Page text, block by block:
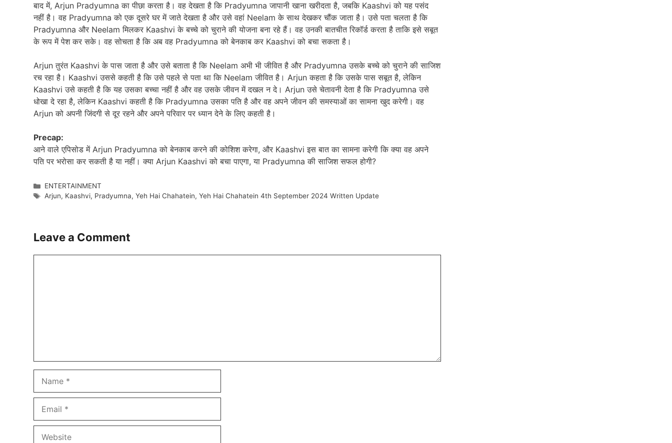
बाद में, Arjun Pradyumna का पीछा करता है। वह देखता है कि Pradyumna जापानी खाना खरीदता है, जबकि Kaashvi को यह पसंद
नहीं है। वह Pradyumna को एक दूसरे घर में जाते देखता है और उसे वहां Neelam के साथ देखकर चौंक जाता है। उसे पता चलता है कि
Pradyumna और Neelam मिलकर Kaashvi के बच्चे को चुराने की योजना बना रहे हैं। वह उनकी बातचीत रिकॉर्ड करता है ताकि इसे सबूत
के रूप में पेश कर सके। वह सोचता है कि अब वह Pradyumna को बेनकाब कर Kaashvi को बचा सकता है।
Arjun तुरंत Kaashvi के पास जाता है और उसे बताता है कि Neelam अभी भी जीवित है और Pradyumna उसके बच्चे को चुराने की साजिश
रच रहा है। Kaashvi उससे कहती है कि उसे पहले से पता था कि Neelam जीवित है। Arjun कहता है कि उसके पास सबूत है, लेकिन
Kaashvi उसे कहती है कि यह उसका बच्चा नहीं है और वह उसके जीवन में दखल न दे। Arjun उसे चेतावनी देता है कि Pradyumna उसे
धोखा दे रहा है, लेकिन Kaashvi कहती है कि Pradyumna उसका पति है और वह अपने जीवन की समस्याओं का सामना खुद करेगी। वह
Arjun को अपनी जिंदगी से दूर रहने और अपने परिवार पर ध्यान देने के लिए कहती है।
Precap:
आने वाले एपिसोड में Arjun Pradyumna को बेनकाब करने की कोशिश करेगा, और Kaashvi इस बात का सामना करेगी कि क्या वह अपने
पति पर भरोसा कर सकती है या नहीं। क्या Arjun Kaashvi को बचा पाएगा, या Pradyumna की साजिश सफल होगी?
Categories
ENTERTAINMENT
Tags
Arjun, Kaashvi, Pradyumna, Yeh Hai Chahatein, Yeh Hai Chahatein 4th September 2024 Written Update
Leave a Comment